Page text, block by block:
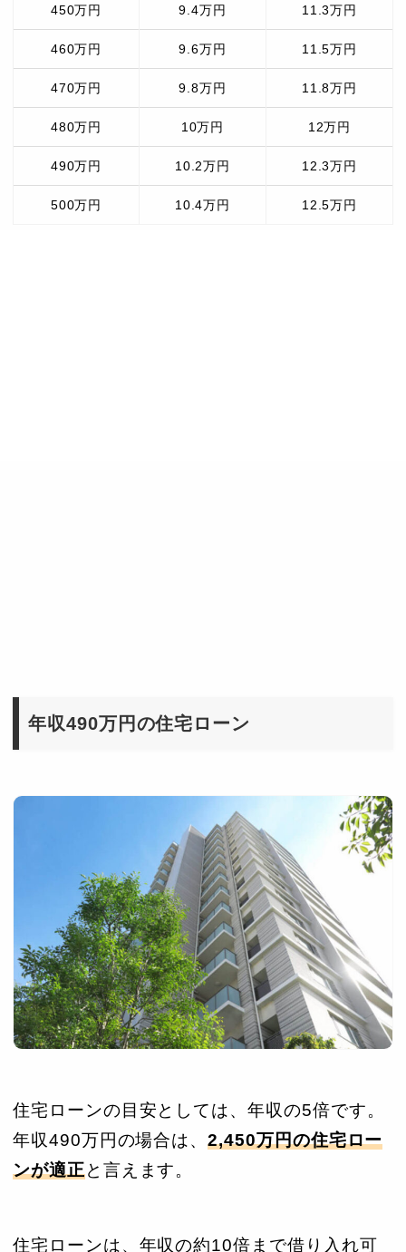
450万円 9.4万円 11.3万円
460万円 9.6万円 11.5万円
470万円 9.8万円 11.8万円
480万円 10万円 12万円
490万円 10.2万円 12.3万円
500万円 10.4万円 12.5万円
年収490万円の住宅ローン
住宅ローンの目安としては、年収の5倍です。
年収490万円の場合は、2,450万円の住宅ロー
ンが適正と言えます。
住宅ローンは、年収の約10倍まで借り入れ可